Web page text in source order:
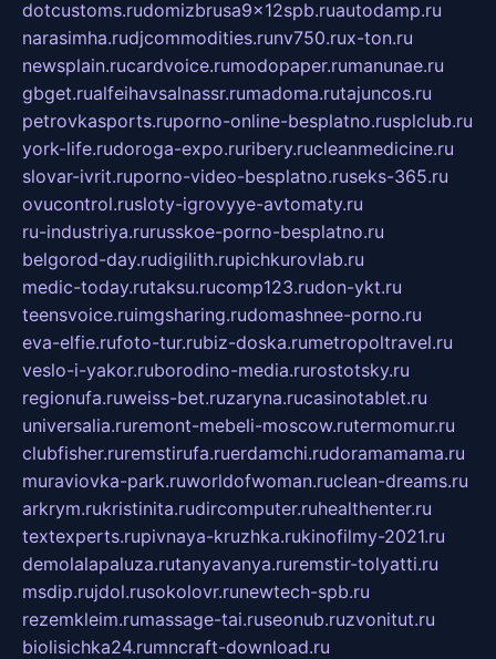
dotcustoms.rudomizbrusa9x12spb.ruautodamp.ru
narasimha.rudjcommodities.runv750.rux-ton.ru
newsplain.rucardvoice.rumodopaper.rumanunae.ru
gbget.rualfeihavsalnassr.rumadoma.rutajuncos.ru
petrovkasports.ruporno-online-besplatno.rusplclub.ru
york-life.rudoroga-expo.ruribery.rucleanmedicine.ru
slovar-ivrit.ruporno-video-besplatno.ruseks-365.ru
ovucontrol.rusloty-igrovyye-avtomaty.ru
ru-industriya.rurusskoe-porno-besplatno.ru
belgorod-day.rudigilith.rupichkurovlab.ru
medic-today.rutaksu.rucomp123.rudon-ykt.ru
teensvoice.ruimgsharing.rudomashnee-porno.ru
eva-elfie.rufoto-tur.rubiz-doska.rumetropoltravel.ru
veslo-i-yakor.ruborodino-media.rurostotsky.ru
regionufa.ruweiss-bet.ruzaryna.rucasinotablet.ru
universalia.ruremont-mebeli-moscow.rutermomur.ru
clubfisher.ruremstirufa.ruerdamchi.rudoramamama.ru
muraviovka-park.ruworldofwoman.ruclean-dreams.ru
arkrym.rukristinita.rudircomputer.ruhealthenter.ru
textexperts.rupivnaya-kruzhka.rukinofilmy-2021.ru
demolalapaluza.rutanyavanya.ruremstir-tolyatti.ru
msdip.rujdol.rusokolovr.runewtech-spb.ru
rezemkleim.rumassage-tai.ruseonub.ruzvonitut.ru
biolisichka24.rumncraft-download.ru